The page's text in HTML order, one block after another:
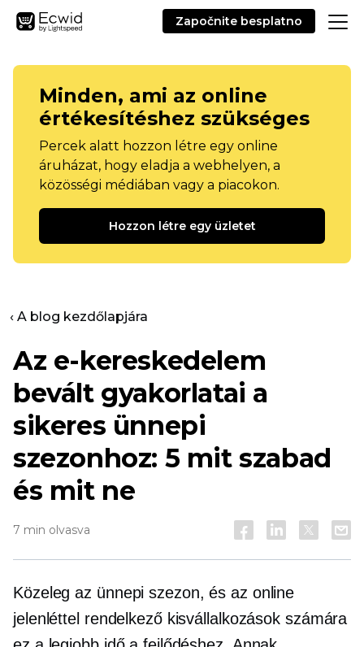
Započnite besplatno
Minden, ami az online
értékesítéshez szükséges
Percek alatt hozzon létre egy online
áruházat, hogy eladja a webhelyen, a
közösségi médiában vagy a piacokon.
Hozzon létre egy üzletet
‹ A blog kezdőlapjára
Az e-kereskedelem
bevált gyakorlatai a
sikeres ünnepi
szezonhoz: 5 mit szabad
és mit ne
7 min olvasva
Közeleg az ünnepi szezon, és az online
jelenléttel rendelkező kisvállalkozások számára